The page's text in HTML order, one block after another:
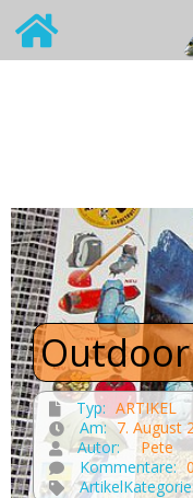
Typ: ARTIKEL
Am: 7. August
Autor:
Pete
Kommentare: